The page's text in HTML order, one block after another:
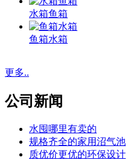
水箱鱼箱
鱼箱水箱
更多..
公司新闻
水囤哪里有卖的
规格齐全的家用沼气池
质优价更优的环保设计